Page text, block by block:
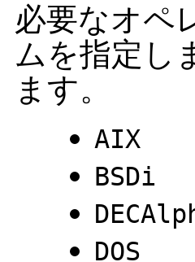
必要なオペ
ムを指定し
ます。
AIX
BSDi
DOS